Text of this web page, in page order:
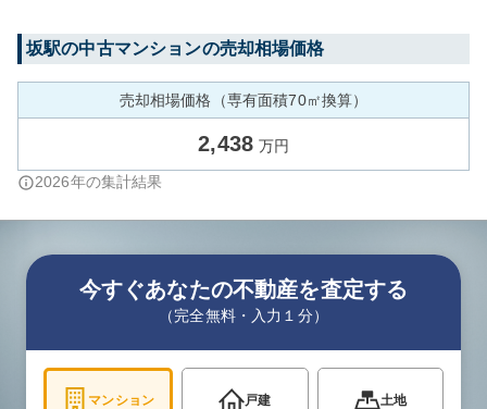
坂駅の中古マンションの売却相場価格
売却相場価格（専有面積70㎡換算）
2,438 万円
2026年の集計結果
今すぐあなたの不動産を査定する
（完全無料・入力１分）
マンション 戸建 土地